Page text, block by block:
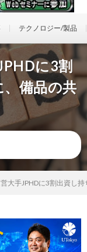
テクノロジー/製品
に3割
、備品の共
大手JPHDに3割出資し